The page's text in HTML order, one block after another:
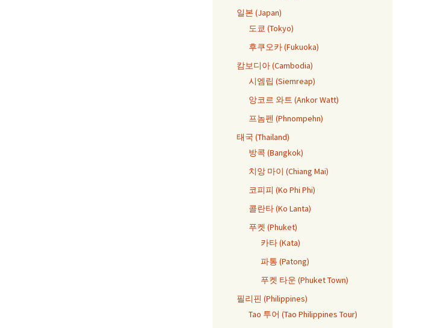
일본 (Japan)
도쿄 (Tokyo)
후쿠오카 (Fukuoka)
캄보디아 (Cambodia)
시엠립 (Siemreap)
앙코르 와트 (Ankor Watt)
프놈펜 (Phnompehn)
태국 (Thailand)
방콕 (Bangkok)
치앙 마이 (Chiang Mai)
코피피 (Ko Phi Phi)
콜란타 (Ko Lanta)
푸켓 (Phuket)
카타 (Kata)
파통 (Patong)
푸켓 타운 (Phuket Town)
필리핀 (Philippines)
Tao 투어 (Tao Philippines Tour)